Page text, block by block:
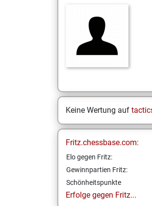
Keine Wertung auf
Fritz.chessbase.com:
Elo gegen Fritz:
Gewinnpartien Fritz:
Schönheitspunkte
Erfolge gegen Fritz...